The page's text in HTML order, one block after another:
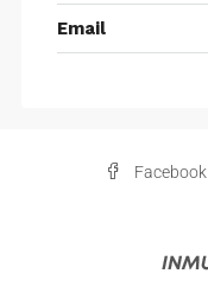
Email
Facebook